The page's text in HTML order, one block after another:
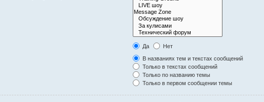
Да
Нет
В названиях тем и текстах сообщений
Только в текстах сообщений
Только по названию темы
Только в первом сообщении темы